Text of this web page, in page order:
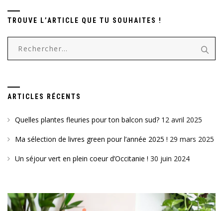
TROUVE L’ARTICLE QUE TU SOUHAITES !
ARTICLES RÉCENTS
Quelles plantes fleuries pour ton balcon sud? 12 avril 2025
Ma sélection de livres green pour l’année 2025 ! 29 mars 2025
Un séjour vert en plein coeur d’Occitanie ! 30 juin 2024